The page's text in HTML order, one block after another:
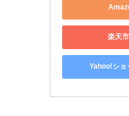
楽天
Yahoo!ショ